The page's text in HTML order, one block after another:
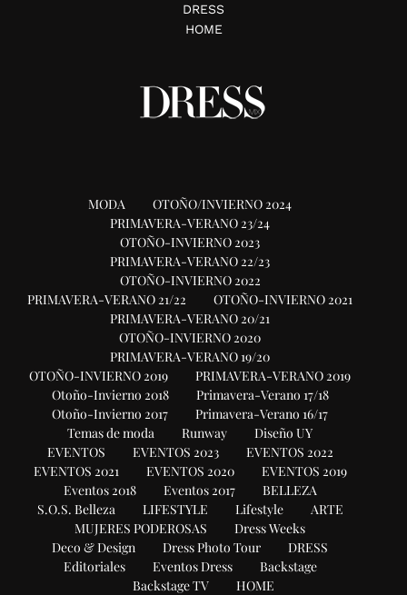
DRESS
HOME
MODA
OTOÑO/INVIERNO 2024
PRIMAVERA-VERANO 23/24
OTOÑO-INVIERNO 2023
PRIMAVERA-VERANO 22/23
OTOÑO-INVIERNO 2022
PRIMAVERA-VERANO 21/22
OTOÑO-INVIERNO 2021
PRIMAVERA-VERANO 20/21
OTOÑO-INVIERNO 2020
PRIMAVERA-VERANO 19/20
OTOÑO-INVIERNO 2019
PRIMAVERA-VERANO 2019
Otoño-Invierno 2018
Primavera-Verano 17/18
Otoño-Invierno 2017
Primavera-Verano 16/17
Temas de moda
Runway
Diseño UY
EVENTOS
EVENTOS 2023
EVENTOS 2022
EVENTOS 2021
EVENTOS 2020
EVENTOS 2019
Eventos 2018
Eventos 2017
BELLEZA
S.O.S. Belleza
LIFESTYLE Lifestyle
ARTE
MUJERES PODEROSAS
Dress Weeks
Deco & Design
Dress Photo Tour
DRESS
Editoriales
Eventos Dress
Backstage
Backstage TV
HOME